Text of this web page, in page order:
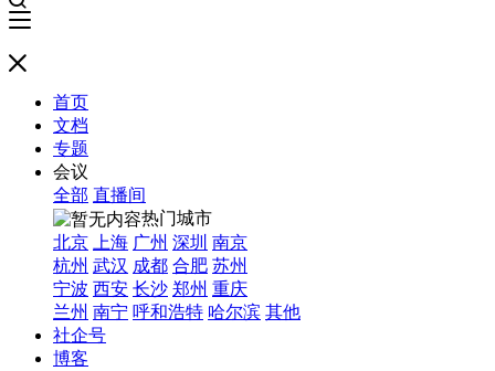
首页
文档
专题
会议
全部 直播间
热门城市
北京
上海 广州 深圳 南京
杭州 武汉 成都 合肥 苏州
宁波 西安 长沙 郑州 重庆
兰州 南宁 呼和浩特 哈尔滨 其他
社企号
博客